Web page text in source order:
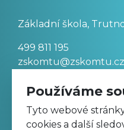
Základní škola,
499 811 195
zskomtu@zskomtu.cz
Prohlášení o
Používáme
Tyto webové
cookies a další